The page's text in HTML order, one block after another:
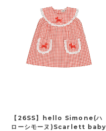
【26SS】hello Simone(ハ
ローシモーヌ)Scarlett baby